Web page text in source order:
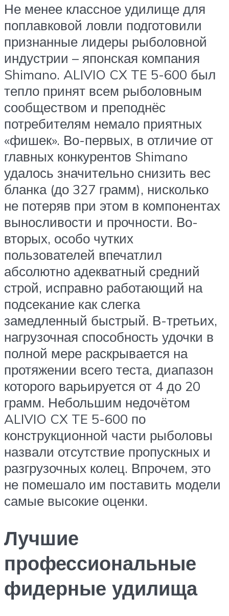
Не менее классное удилище для
поплавковой ловли подготовили
признанные лидеры рыболовной
индустрии – японская компания
Shimano. ALIVIO CX TE 5-600 был
тепло принят всем рыболовным
сообществом и преподнёс
потребителям немало приятных
«фишек». Во-первых, в отличие от
главных конкурентов Shimano
удалось значительно снизить вес
бланка (до 327 грамм), нисколько
не потеряв при этом в компонентах
выносливости и прочности. Во-
вторых, особо чутких
пользователей впечатлил
абсолютно адекватный средний
строй, исправно работающий на
подсекание как слегка
замедленный быстрый. В-третьих,
нагрузочная способность удочки в
полной мере раскрывается на
протяжении всего теста, диапазон
которого варьируется от 4 до 20
грамм. Небольшим недочётом
ALIVIO CX TE 5-600 по
конструкционной части рыболовы
назвали отсутствие пропускных и
разгрузочных колец. Впрочем, это
не помешало им поставить модели
самые высокие оценки.
Лучшие
профессиональные
фидерные удилища